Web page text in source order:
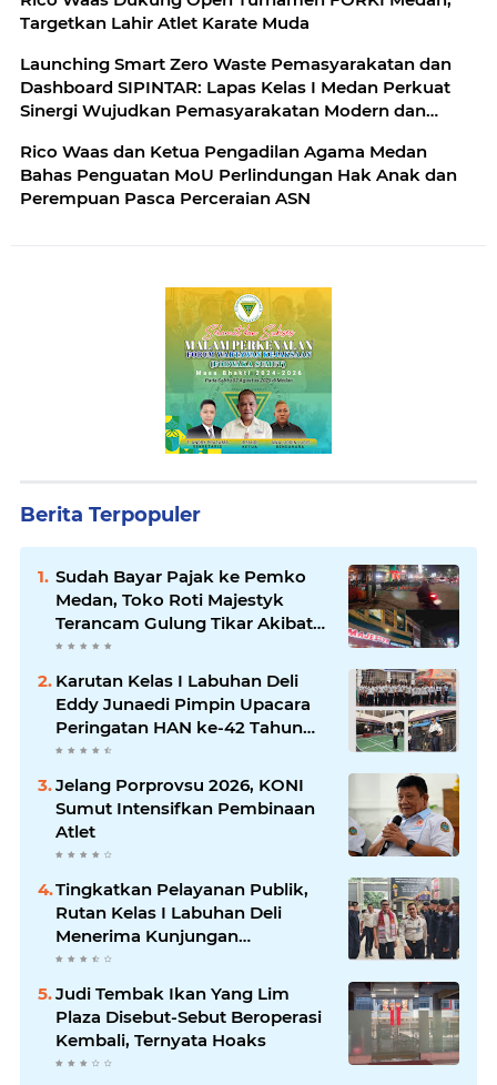
Targetkan Lahir Atlet Karate Muda
Launching Smart Zero Waste Pemasyarakatan dan
Dashboard SIPINTAR: Lapas Kelas I Medan Perkuat
Sinergi Wujudkan Pemasyarakatan Modern dan
Strategis
Rico Waas dan Ketua Pengadilan Agama Medan
Bahas Penguatan MoU Perlindungan Hak Anak dan
Perempuan Pasca Perceraian ASN
Berita Terpopuler
Sudah Bayar Pajak ke Pemko
Medan, Toko Roti Majestyk
Terancam Gulung Tikar Akibat
Akses Jalan Ditutup Pedagang
Karutan Kelas I Labuhan Deli
Eddy Junaedi Pimpin Upacara
Peringatan HAN ke-42 Tahun
2026
Jelang Porprovsu 2026, KONI
Sumut Intensifkan Pembinaan
Atlet
Tingkatkan Pelayanan Publik,
Rutan Kelas I Labuhan Deli
Menerima Kunjungan
Rombongan Staf Khusus
Judi Tembak Ikan Yang Lim
Plaza Disebut-Sebut Beroperasi
Kembali, Ternyata Hoaks